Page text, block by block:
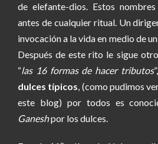
de elefante-dios. Estos
antes de cualquier ritual. Un
invocación a la vida en medio de
Después de este rito le sigue
“las 16 formas de hacer tributos
dulces típicos , (como pudimos
este blog) por todos es
Ganeshpor los dulces.